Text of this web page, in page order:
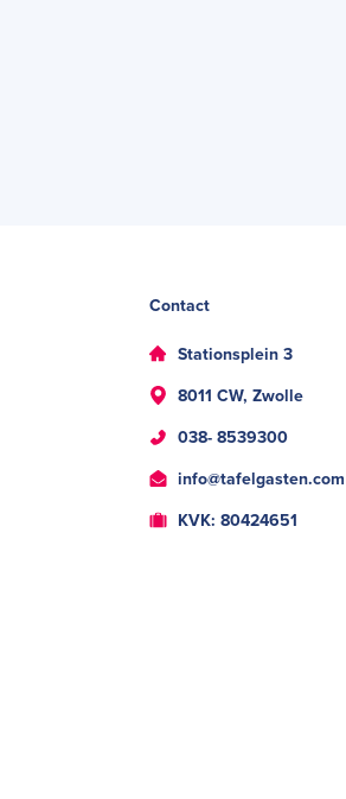
Contact
Stationsplein 3
8011 CW, Zwolle
038- 8539300
info@tafelgasten.com
KVK: 80424651